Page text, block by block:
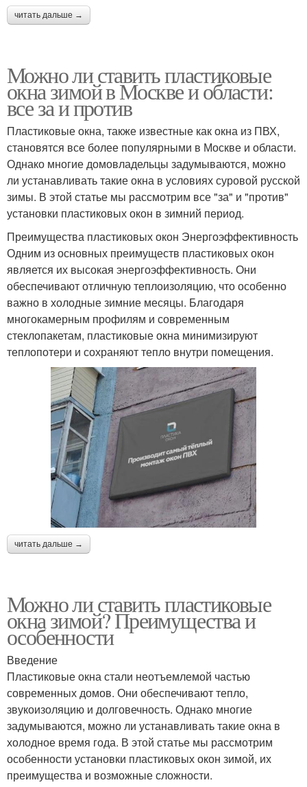
читать дальше →
Можно ли ставить пластиковые
окна зимой в Москве и области:
все за и против
Пластиковые окна, также известные как окна из ПВХ,
становятся все более популярными в Москве и области.
Однако многие домовладельцы задумываются, можно
ли устанавливать такие окна в условиях суровой русской
зимы. В этой статье мы рассмотрим все "за" и "против"
установки пластиковых окон в зимний период.
Преимущества пластиковых окон Энергоэффективность
Одним из основных преимуществ пластиковых окон
является их высокая энергоэффективность. Они
обеспечивают отличную теплоизоляцию, что особенно
важно в холодные зимние месяцы. Благодаря
многокамерным профилям и современным
стеклопакетам, пластиковые окна минимизируют
теплопотери и сохраняют тепло внутри помещения.
читать дальше →
Можно ли ставить пластиковые
окна зимой? Преимущества и
особенности
Введение
Пластиковые окна стали неотъемлемой частью
современных домов. Они обеспечивают тепло,
звукоизоляцию и долговечность. Однако многие
задумываются, можно ли устанавливать такие окна в
холодное время года. В этой статье мы рассмотрим
особенности установки пластиковых окон зимой, их
преимущества и возможные сложности.